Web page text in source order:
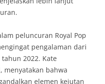
peluncuran Royal Pop
pengalaman dari
2022. Kate
menyatakan bahwa
elemen kejutan